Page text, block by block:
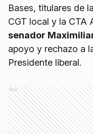
Bases, titulares de
CGT local y la CTA
senador
apoyo y rechazo a
Presidente liberal.
Ads